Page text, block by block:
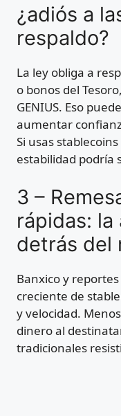
¿adiós a
respaldo?
La ley obliga a
o bonos del
GENIUS. Eso
aumentar
Si usas
estabilidad podría
3 –
rápidas:
detrás del
Banxico y
creciente de
y velocidad.
dinero al
tradicionales